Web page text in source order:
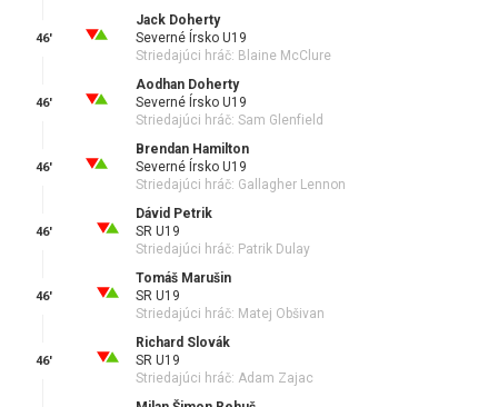
Jack Doherty
Severné Írsko U19
Striedajúci hráč: Blaine McClure
46'
Aodhan Doherty
Severné Írsko U19
Striedajúci hráč: Sam Glenfield
46'
Brendan Hamilton
Severné Írsko U19
Striedajúci hráč: Gallagher Lennon
46'
46'
Dávid Petrik
SR U19
Striedajúci hráč: Patrik Dulay
46'
Tomáš Marušin
SR U19
Striedajúci hráč: Matej Obšivan
46'
Richard Slovák
SR U19
Striedajúci hráč: Adam Zajac